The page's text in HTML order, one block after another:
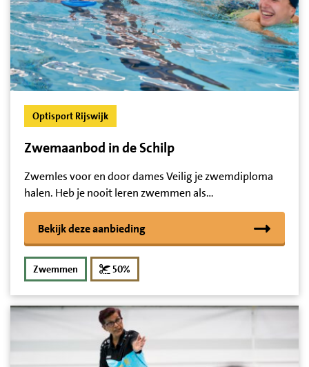
Optisport Rijswijk
Zwemaanbod in de Schilp
Zwemles voor en door dames Veilig je zwemdiploma
halen. Heb je nooit leren zwemmen als…
Bekijk deze aanbieding
Zwemmen 50%